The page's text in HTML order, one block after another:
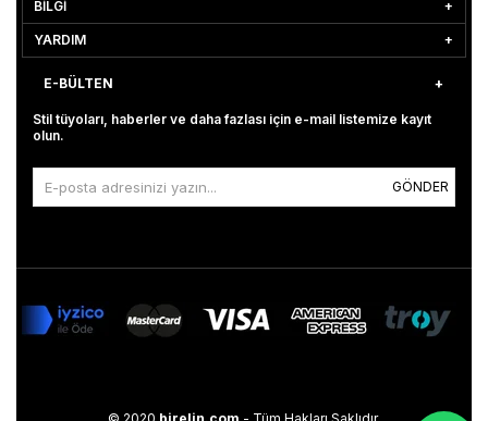
BİLGİ
YARDIM
E-BÜLTEN
Stil tüyoları, haberler ve daha fazlası için e-mail listemize kayıt
olun.
GÖNDER